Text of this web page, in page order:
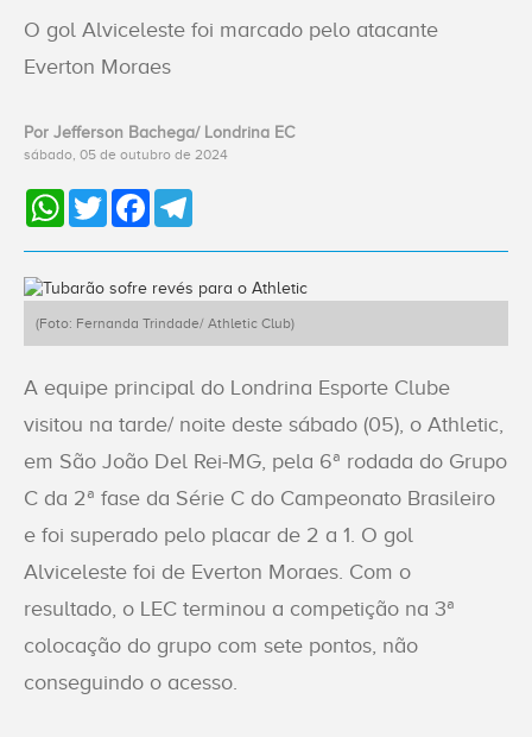
★
ACESSE
O NOVO
Home
O
Clube
Esportes
Notícias
O gol Alviceleste foi marcado pelo atacante
Everton Moraes
Por Jefferson Bachega/ Londrina EC
sábado, 05 de outubro de 2024
WhatsApp
TwitterFacebook
(Foto: Fernanda Trindade/ Athletic Club)
A equipe principal do Londrina Esporte Clube
visitou na tarde/ noite deste sábado (05), o Athletic,
em São João Del Rei-MG, pela 6ª rodada do Grupo
C da 2ª fase da Série C do Campeonato Brasileiro
e foi superado pelo placar de 2 a 1. O gol
Alviceleste foi de Everton Moraes. Com o
resultado, o LEC terminou a competição na 3ª
colocação do grupo com sete pontos, não
conseguindo o acesso.